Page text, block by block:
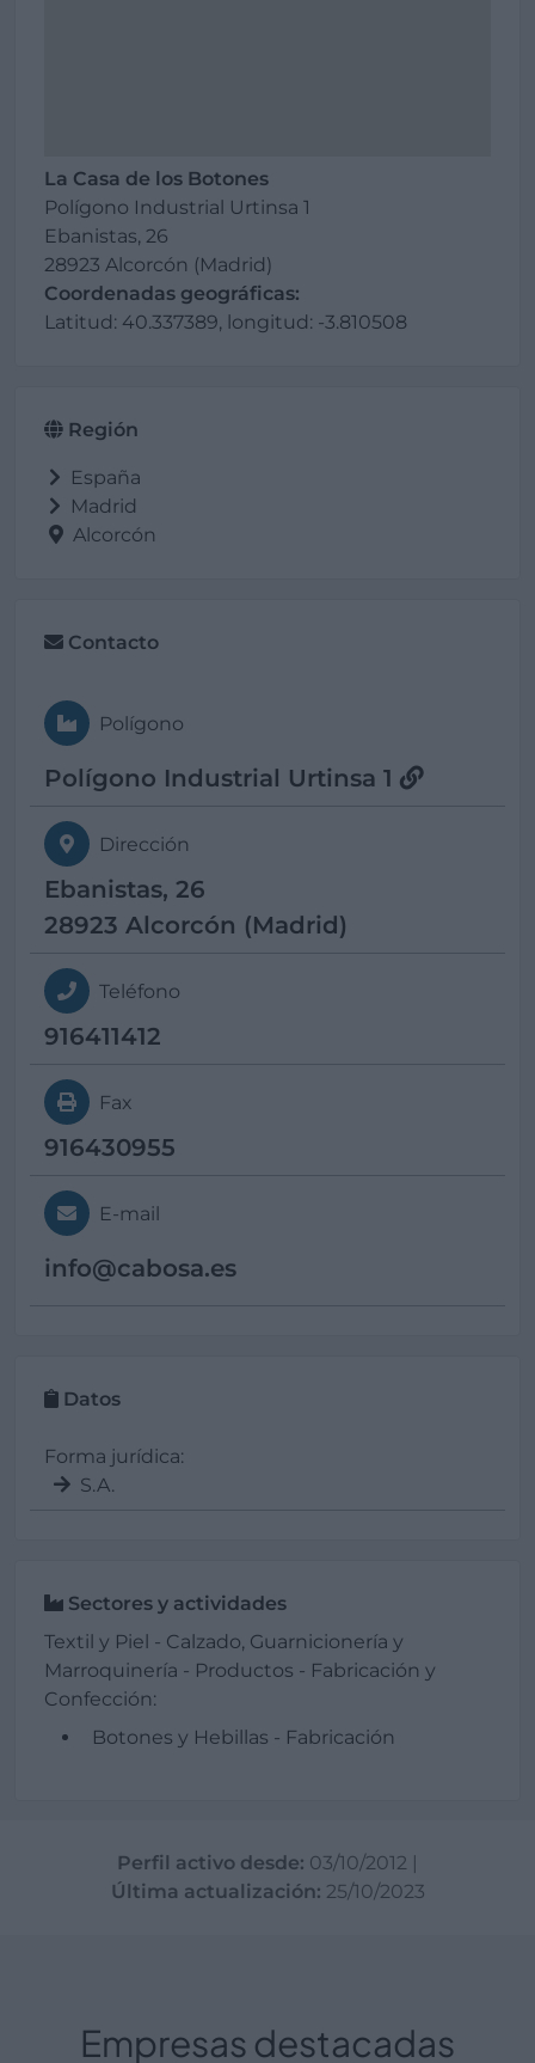
La Casa de los Botones
Polígono Industrial Urtinsa 1
Ebanistas, 26
28923 Alcorcón (Madrid)
Coordenadas geográficas:
Latitud: 40.337389, longitud: -3.810508
Región
España
Madrid
Alcorcón
Contacto
Polígono
Polígono Industrial Urtinsa 1
Dirección
Ebanistas, 26
28923 Alcorcón (Madrid)
Teléfono
916411412
Fax
916430955
E-mail
info@cabosa.es
Datos
Forma jurídica:
S.A.
Sectores y actividades
Textil y Piel - Calzado, Guarnicionería y
Marroquinería - Productos - Fabricación y
Confección:
Botones y Hebillas - Fabricación
Perfil activo desde: 03/10/2012 |
Última actualización: 25/10/2023
Empresas destacadas